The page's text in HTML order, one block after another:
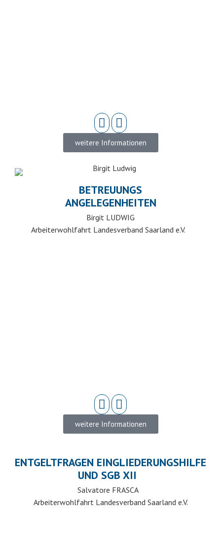
weitere Informationen
BETREUUNGS
ANGELEGENHEITEN
Birgit LUDWIG
Arbeiterwohlfahrt Landesverband Saarland e.V.
weitere Informationen
ENTGELTFRAGEN EINGLIEDERUNGSHILFE
UND SGB XII
Salvatore FRASCA
Arbeiterwohlfahrt Landesverband Saarland e.V.